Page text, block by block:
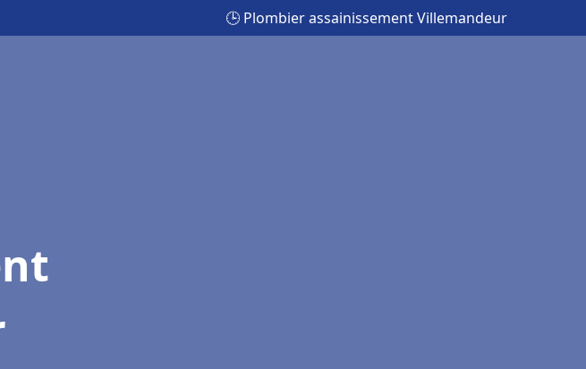
🕒 Plombier assainissement Villemandeur